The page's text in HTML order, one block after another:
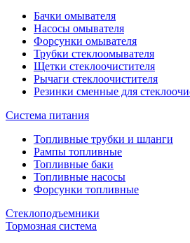
Бачки омывателя
Насосы омывателя
Форсунки омывателя
Трубки стеклоомывателя
Щетки стеклоочистителя
Рычаги стеклоочистителя
Резинки сменные для
Система питания
Топливные трубки и шланги
Рампы топливные
Топливные баки
Топливные насосы
Форсунки топливные
Стеклоподъемники
Тормозная система